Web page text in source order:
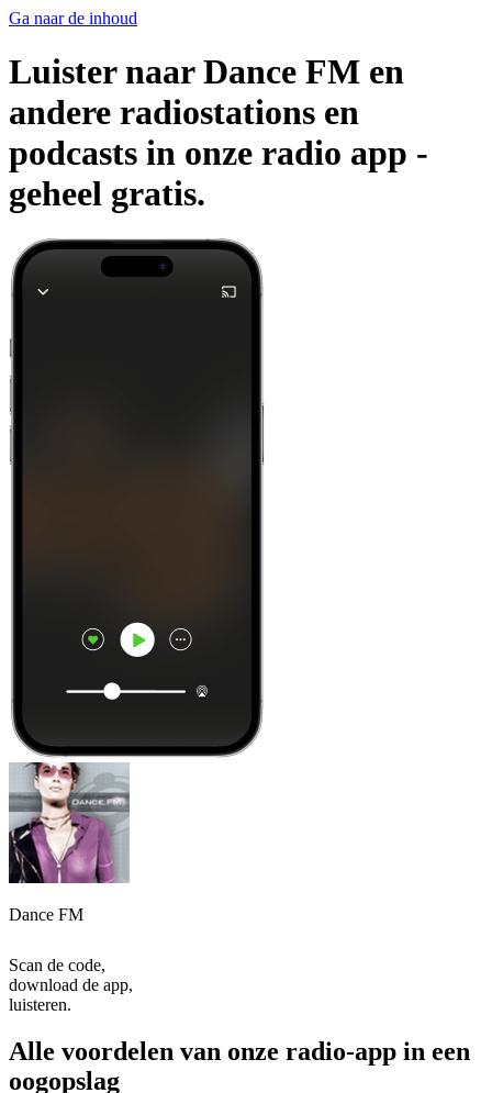
Ga naar de inhoud
Luister naar Dance FM en
andere radiostations en
podcasts in onze radio app -
geheel gratis.
Dance FM
Scan de code,
download de app,
luisteren.
Alle voordelen van onze radio-app in een
oogopslag